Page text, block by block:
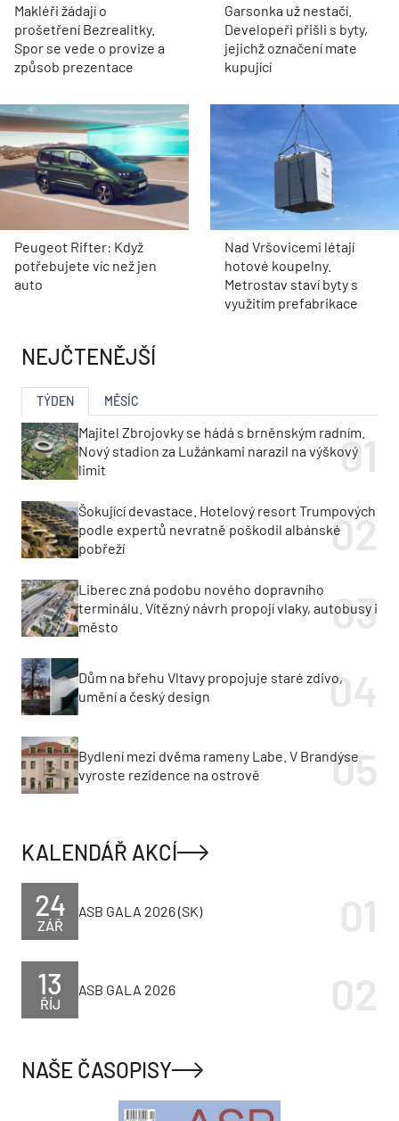
Makléři žádají o
prošetření Bezrealitky.
Spor se vede o provize a
způsob prezentace
Garsonka už nestačí.
Developeři přišli s byty,
jejichž označení mate
kupující
Peugeot Rifter: Když
potřebujete víc než jen
auto
Nad Vršovicemi létají
hotové koupelny.
Metrostav staví byty s
využitím prefabrikace
NEJČTENĚJŠÍ
TÝDEN MĚSÍC
Majitel Zbrojovky se hádá s brněnským radním.
Nový stadion za Lužánkami narazil na výškový
limit
Šokující devastace. Hotelový resort Trumpových
podle expertů nevratně poškodil albánské
pobřeží
Liberec zná podobu nového dopravního
terminálu. Vítězný návrh propojí vlaky, autobusy i
město
Dům na břehu Vltavy propojuje staré zdivo,
umění a český design
Bydlení mezi dvěma rameny Labe. V Brandýse
vyroste rezidence na ostrově
KALENDÁŘ AKCÍ
ZÁŘ
24 ASB GALA 2026 (SK)
ŘÍJ
13 ASB GALA 2026
NAŠE ČASOPISY